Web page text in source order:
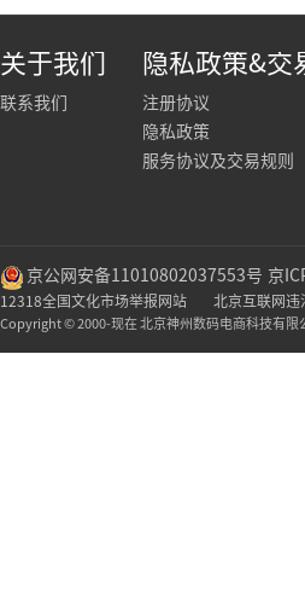
关于我们
联系我们
隐私政策&交
注册协议
隐私政策
服务协议及交易规则
京公网安备11010802037553号 京
12318全国文化市场举报网站 北京互联网违
Copyright © 2000-现在 北京神州数码电商科技有限